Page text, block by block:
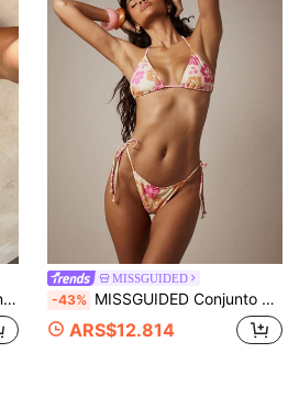
el mar
MISSGUIDED
-43% MISSGUIDED Conjunto de bikini triangular con estampado floral tropical, detalles con lazos laterales, traje de baño de dos piezas para vacaciones de verano en la playa
ARS$12.814